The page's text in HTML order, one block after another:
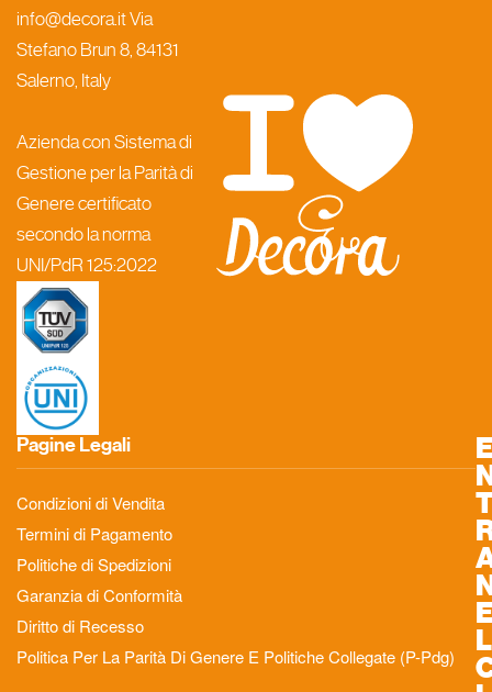
info@decora.it Via
Stefano Brun 8, 84131
Salerno, Italy
Azienda con Sistema di
Gestione per la Parità di
Genere certificato
secondo la norma
UNI/PdR 125:2022
Pagine Legali
Condizioni di Vendita
Termini di Pagamento
Politiche di Spedizioni
Garanzia di Conformità
Diritto di Recesso
Politica Per La Parità Di Genere E Politiche Collegate (P-Pdg)
L